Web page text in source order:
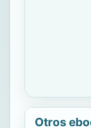
Otros